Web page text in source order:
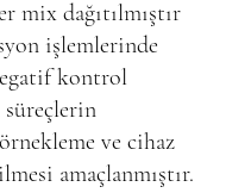
mix dağıtılmıştır
işlemlerinde
kontrol
süreçlerin
ve cihaz
amaçlanmıştır.